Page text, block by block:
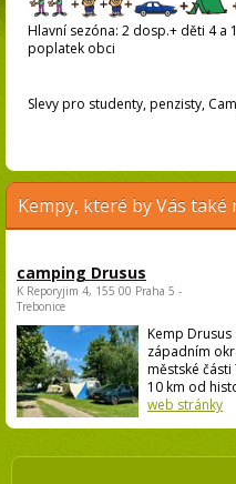
Hlavní sezóna: 2 dosp.+ děti 4 a
poplatek obci
Slevy pro studenty, penzisty,
Kempy, které by Vás také
camping Drusus
K Reporyjim 4, 155 00 Praha 5 -
Trebonice
Kemp Drusus
západním
městské
10 km od
web stránky